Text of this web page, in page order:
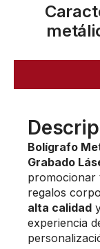
Bolígrafo
Grabado
promocionar
regalos
alta calidad
experiencia